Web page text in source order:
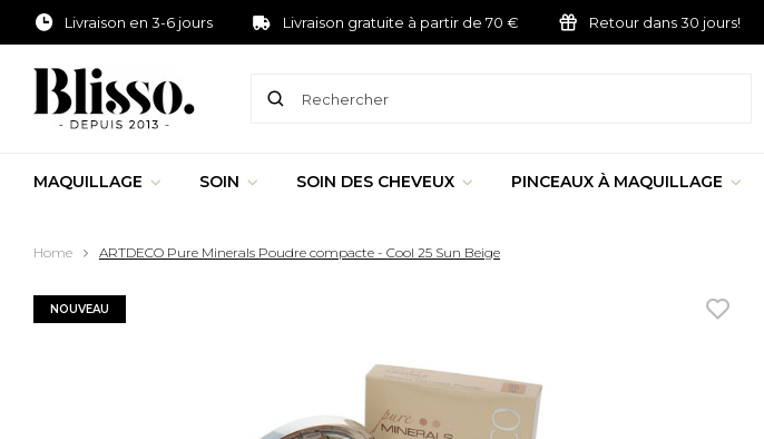
Livraison en 3-6 jours Livraison gratuite à partir de 70 € Retour dans 30 jours!
MAQUILLAGE SOIN SOIN DES CHEVEUX PINCEAUX À MAQUILLAGE
Home ARTDECO Pure Minerals Poudre compacte - Cool 25 Sun Beige
NOUVEAU